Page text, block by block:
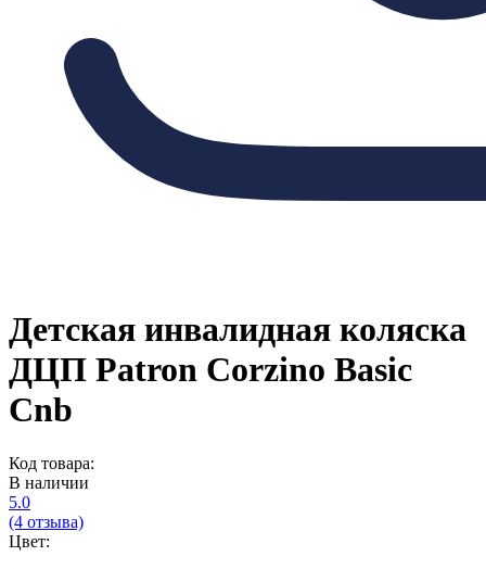
Детская инвалидная коляска
ДЦП Patron Corzino Basic
Cnb
Код товара:
В наличии
5.0
(4 отзыва)
Цвет: